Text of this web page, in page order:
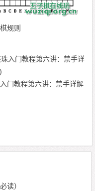
规则
门教程第六讲：禁手详解
读）